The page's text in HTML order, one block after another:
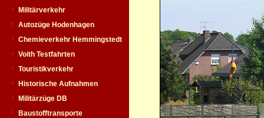
Militärverkehr
Autozüge Hodenhagen
Chemieverkehr Hemmingstedt
Voith Testfahrten
Touristikverkehr
Historische Aufnahmen
Militärzüge DB
Baustofftransporte